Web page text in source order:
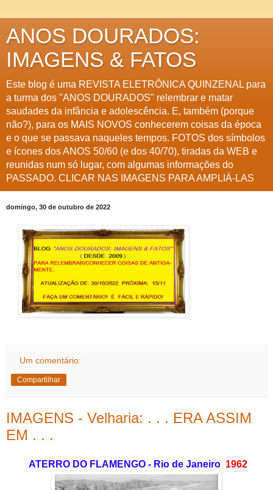
ANOS DOURADOS:
IMAGENS & FATOS
Este blog é uma REVISTA ELETRÔNICA QUINZENAL para
a turma dos "ANOS DOURADOS" relembrar e matar
saudades da infância e adolescência. E, também (porque
não?), para os MAIS NOVOS conhecerem coisas da época
e o que se passava naqueles tempos. FOTOS dos símbolos
e ícones dos ANOS 50/60 (e dos 40/70), tiradas da WEB e
reunidas num só lugar, com algumas informações do
PASSADO. CLICAR NAS IMAGENS PARA AMPLIÁ-LAS
domingo, 30 de outubro de 2022
Um comentário:
Compartilhar
IMAGENS - Velharia: . . . ERA ASSIM
EM . . .
ATERRO DO FLAMENGO - Rio de Janeiro 1962